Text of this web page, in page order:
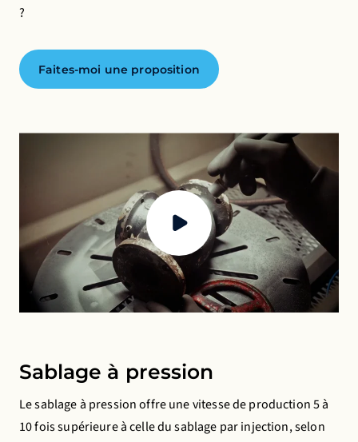
?
Faites-moi une proposition
Sablage à pression
Le sablage à pression offre une vitesse de production 5 à
10 fois supérieure à celle du sablage par injection, selon
La désactivation de certains cookies peut
entraîner l'arrêt du fonctionnement de certaines
Accepter tous les cookies
Save preferences